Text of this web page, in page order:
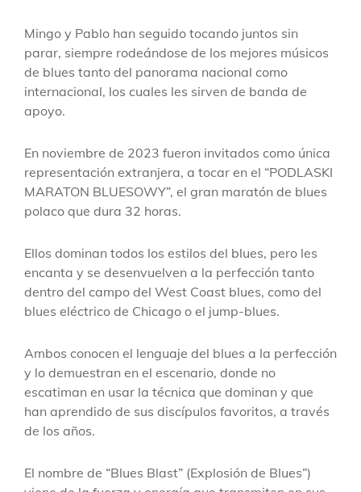
Mingo y Pablo han seguido tocando juntos sin
parar, siempre rodeándose de los mejores músicos
de blues tanto del panorama nacional como
internacional, los cuales les sirven de banda de
apoyo.
En noviembre de 2023 fueron invitados como única
representación extranjera, a tocar en el “PODLASKI
MARATON BLUESOWY”, el gran maratón de blues
polaco que dura 32 horas.
Ellos dominan todos los estilos del blues, pero les
encanta y se desenvuelven a la perfección tanto
dentro del campo del West Coast blues, como del
blues eléctrico de Chicago o el jump-blues.
Ambos conocen el lenguaje del blues a la perfección
y lo demuestran en el escenario, donde no
escatiman en usar la técnica que dominan y que
han aprendido de sus discípulos favoritos, a través
de los años.
El nombre de “Blues Blast” (Explosión de Blues”)